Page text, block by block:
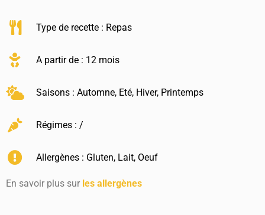
Type de recette : Repas
A partir de : 12 mois
Saisons :Automne, Eté, Hiver, Printemps
Régimes : /
Allergènes : Gluten, Lait, Oeuf
En savoir plus sur les allergènes